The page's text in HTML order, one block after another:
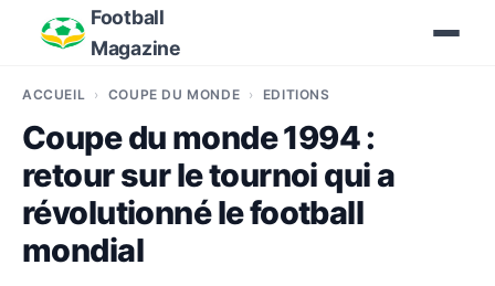
Football
Magazine
ACCUEIL COUPE DU MONDE EDITIONS
Coupe du monde 1994 :
retour sur le tournoi qui a
révolutionné le football
mondial